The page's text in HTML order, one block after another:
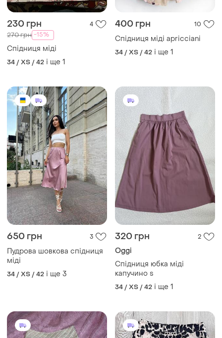
230 грн 4
270 грн -15%
Спідниця міді
34 / XS / 42 і ще 1
400 грн 10
Спідниця міді apricciani
34 / XS / 42 і ще 1
650 грн 3
Пудрова шовкова спідниця
міді
34 / XS / 42 і ще 3
320 грн 2
Oggi
Спідниця юбка міді
капучино s
34 / XS / 42 і ще 1